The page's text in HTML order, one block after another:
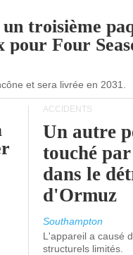
troisième
Four
et sera livrée en 2031.
ACCIDENTS
Un autre
touché
dans le
d'Ormuz
Southampton
L'appareil a causé
structurels limités.